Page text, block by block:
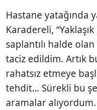
Hastane yatağında
Karadereli,
saplantılı halde
taciz edildim. Artık
rahatsız etmeye
tehdit… Sürekli bu
aramalar